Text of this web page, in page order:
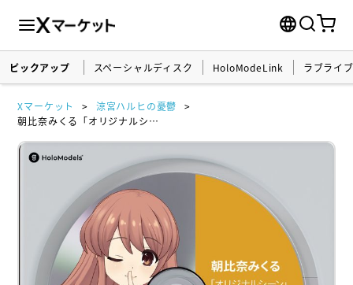
ピックアップ スペーシャルディスク HoloModeLink ラブライ
Xマーケット
涼宮ハルヒの憂鬱
朝比奈みくる「オリジナルシーン」 ホロモデル拡張アニメーション 『涼宮ハルヒの憂鬱』